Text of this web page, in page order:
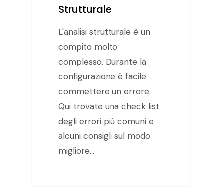
Strutturale
L'analisi strutturale è un
compito molto
complesso. Durante la
configurazione è facile
commettere un errore.
Qui trovate una check list
degli errori più comuni e
alcuni consigli sul modo
migliore…